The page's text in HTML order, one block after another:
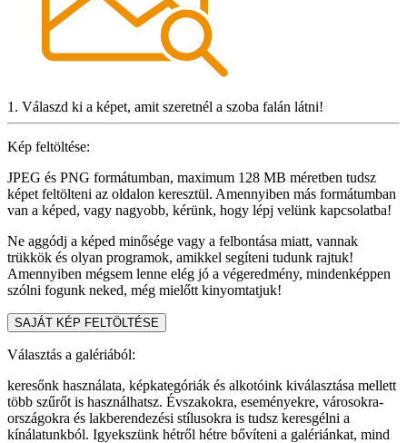
1. Válaszd ki a képet, amit szeretnél a szoba falán látni!
Kép feltöltése:
JPEG és PNG formátumban, maximum 128 MB méretben tudsz
képet feltölteni az oldalon keresztül. Amennyiben más formátumban
van a képed, vagy nagyobb, kérünk, hogy lépj velünk kapcsolatba!
Ne aggódj a képed minősége vagy a felbontása miatt, vannak
trükkök és olyan programok, amikkel segíteni tudunk rajtuk!
Amennyiben mégsem lenne elég jó a végeredmény, mindenképpen
szólni fogunk neked, még mielőtt kinyomtatjuk!
SAJÁT KÉP FELTÖLTÉSE
Választás a galériából:
keresőnk használata, képkategóriák és alkotóink kiválasztása mellett
több szűrőt is használhatsz. Évszakokra, eseményekre, városokra-
országokra és lakberendezési stílusokra is tudsz keresgélni a
kínálatunkból. Igyekszünk hétről hétre bővíteni a galériánkat, mind